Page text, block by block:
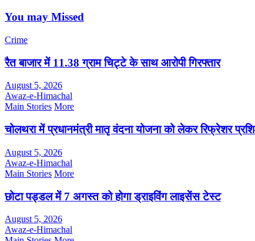
You may Missed
Crime
रैत बाजार में 11.38 ग्राम चिट्टे के साथ आरोपी गिरफ्तार
August 5, 2026
Awaz-e-Himachal
Main Stories More
चोलथरा में प्रधानमंत्री मातृ वंदना योजना को लेकर रिफ्रेशर
August 5, 2026
Awaz-e-Himachal
Main Stories More
छोटा पड्डल में 7 अगस्त को होगा ड्राइविंग लाइसेंस टेस्ट
August 5, 2026
Awaz-e-Himachal